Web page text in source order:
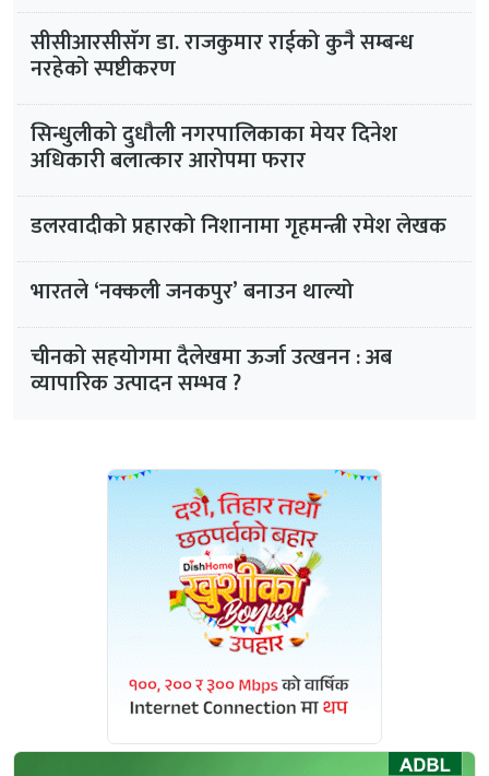
सीसीआरसीसँग डा. राजकुमार राईको कुनै सम्बन्ध
नरहेको स्पष्टीकरण
सिन्धुलीको दुधौली नगरपालिकाका मेयर दिनेश
अधिकारी बलात्कार आरोपमा फरार
डलरवादीको प्रहारको निशानामा गृहमन्त्री रमेश लेखक
भारतले ‘नक्कली जनकपुर’ बनाउन थाल्यो
चीनको सहयोगमा दैलेखमा ऊर्जा उत्खनन : अब
व्यापारिक उत्पादन सम्भव ?